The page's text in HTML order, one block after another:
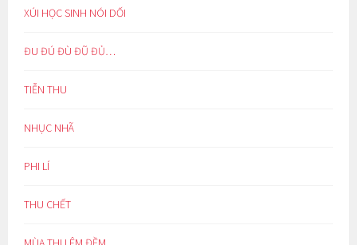
XÚI HỌC SINH NÓI DỐI
ĐU ĐÚ ĐÙ ĐŨ ĐỦ…
TIỄN THU
NHỤC NHÃ
PHI LÍ
THU CHẾT